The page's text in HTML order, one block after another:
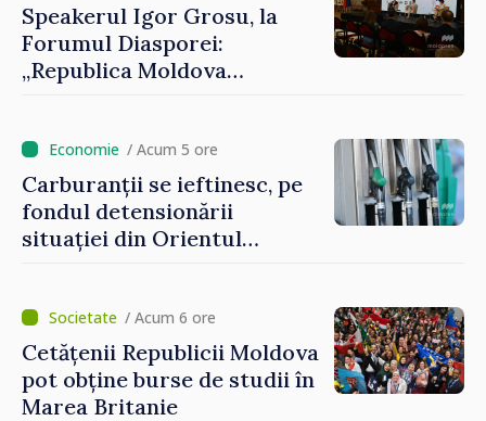
Speakerul Igor Grosu, la
Forumul Diasporei:
„Republica Moldova
hotare, că merită să devină
parte a marii familii
europene”
/ Acum 5 ore
Carburanții se ieftinesc, pe
fondul detensionării
situației din Orientul
/ Acum 6 ore
Cetățenii Republicii Moldova
pot obține burse de studii în
Marea Britanie